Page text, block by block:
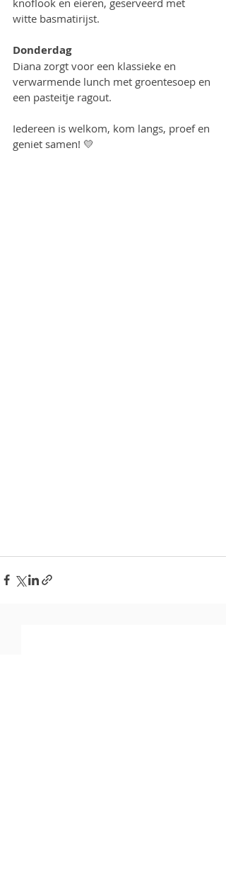
knoflook en eieren, geserveerd met
witte basmatirijst.
Donderdag
Diana zorgt voor een klassieke en
verwarmende lunch met groentesoep en
een pasteitje ragout.
Iedereen is welkom, kom langs, proef en
geniet samen! 💛